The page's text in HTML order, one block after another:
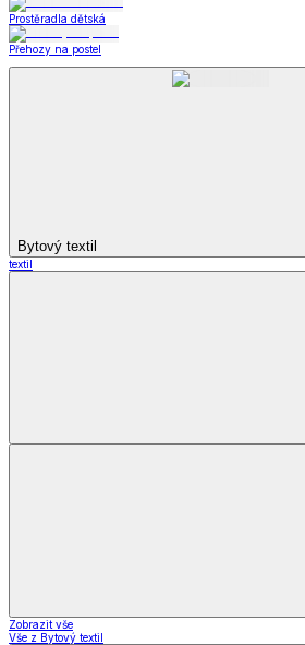
Prostěradla dětská
Přehozy na postel
Bytový textil
textil
Zobrazit vše
Vše z Bytový textil